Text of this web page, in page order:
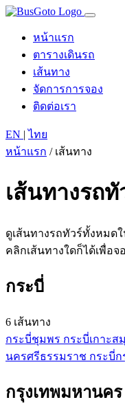
หน้าแรก
ตารางเดินรถ
เส้นทาง
จัดการการจอง
ติดต่อเรา
EN | ไทย
หน้าแรก / เส้นทาง
เส้นทางรถทั
ดูเส้นทางรถทัวร์ทั้งหมด
คลิกเส้นทางใดก็ได้เพื่อ
กระบี่
6 เส้นทาง
กระบี่ชุมพร กระบี่เกาะส
นครศรีธรรมราช กระบี่ก
กรุงเทพมหานคร